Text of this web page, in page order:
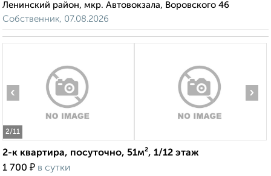
Ленинский район, мкр. Автовокзала, Воровского 46
Собственник, 07.08.2026
2/11
‹ ›
2-к квартира, посуточно, 51м², 1/12 этаж
1 700 ₽ в сутки